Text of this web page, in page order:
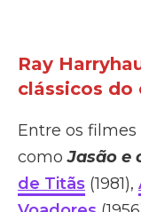
Ray
clássicos do
Entre os
comoJasão e
de Titãs (1981),